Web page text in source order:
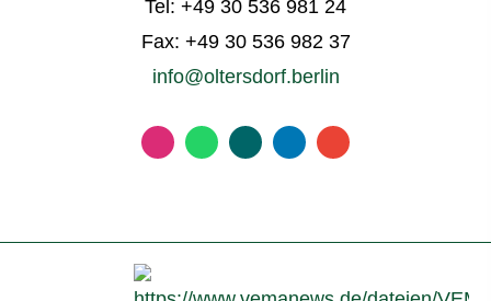
Tel: +49 30 536 981 24
Fax: +49 30 536 982 37
info@oltersdorf.berlin